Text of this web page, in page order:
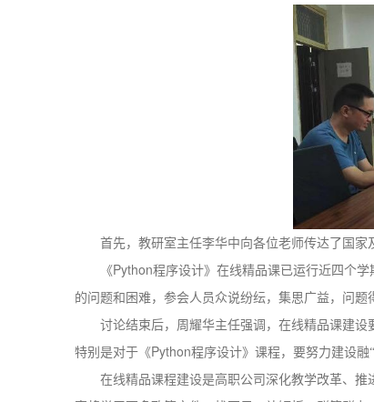
首先，教研室主任李华中向各位老师传达了国
《Python程序设计》在线精品课已运行近四个
的问题和困难，参会人员众说纷纭，集思广益，问题
讨论结束后，周耀华主任强调，在线精品课建设
特别是对于《Python程序设计》课程，要努力建设融
在线精品课程建设是高职公司深化教学改革、